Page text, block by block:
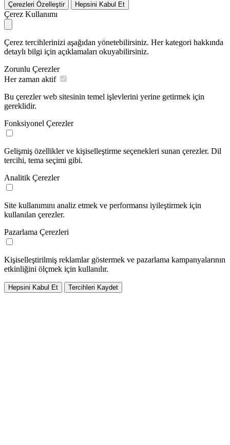
Çerezleri Özelleştir Hepsini Kabul Et
Çerez Kullanımı
Çerez tercihlerinizi aşağıdan yönetebilirsiniz. Her kategori hakkında
detaylı bilgi için açıklamaları okuyabilirsiniz.
Zorunlu Çerezler
Her zaman aktif
Bu çerezler web sitesinin temel işlevlerini yerine getirmek için
gereklidir.
Fonksiyonel Çerezler
Gelişmiş özellikler ve kişiselleştirme seçenekleri sunan çerezler. Dil
tercihi, tema seçimi gibi.
Analitik Çerezler
Site kullanımını analiz etmek ve performansı iyileştirmek için
kullanılan çerezler.
Pazarlama Çerezleri
Kişiselleştirilmiş reklamlar göstermek ve pazarlama kampanyalarının
etkinliğini ölçmek için kullanılır.
Hepsini Kabul Et Tercihleri Kaydet